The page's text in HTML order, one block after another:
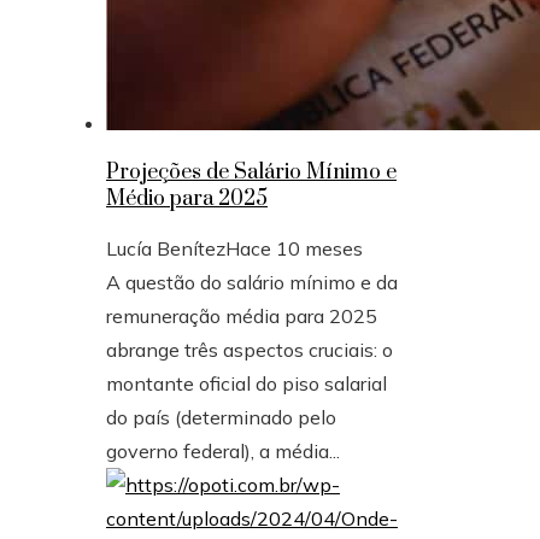
Projeções de Salário Mínimo e
Médio para 2025
Lucía BenítezHace 10 meses
A questão do salário mínimo e da
remuneração média para 2025
abrange três aspectos cruciais: o
montante oficial do piso salarial
do país (determinado pelo
governo federal), a média...